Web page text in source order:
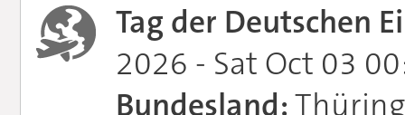
Tag der Deutschen
2026 - Sat Oct 03
Bundesland: